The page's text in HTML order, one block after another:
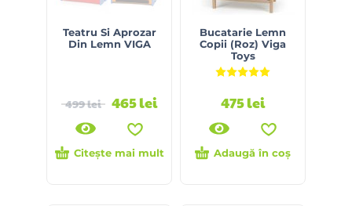
Teatru Si Aprozar
Din Lemn VIGA
499lei 465lei
Citește mai mult
Bucatarie Lemn
Copii (Roz) Viga
Toys
475lei
Adaugă în coș